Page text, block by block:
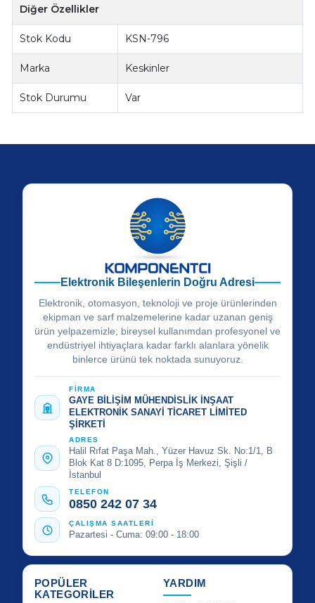
Diğer Özellikler
Stok Kodu KSN-796
Marka Keskinler
Stok Durumu Var
Elektronik Bileşenlerin Doğru Adresi
Elektronik, otomasyon, teknoloji ve proje ürünlerinden
ekipman ve sarf malzemelerine kadar uzanan geniş
ürün yelpazemizle; bireysel kullanımdan profesyonel ve
endüstriyel ihtiyaçlara kadar farklı alanlara yönelik
binlerce ürünü tek noktada sunuyoruz.
FİRMA
GAYE BİLİŞİM MÜHENDİSLİK İNŞAAT
ELEKTRONİK SANAYİ TİCARET LİMİTED
ŞİRKETİ
ADRES
Halil Rıfat Paşa Mah., Yüzer Havuz Sk. No:1/1, B
Blok Kat 8 D:1095, Perpa İş Merkezi, Şişli /
İstanbul
TELEFON
0850 242 07 34
ÇALIŞMA SAATLERİ
Pazartesi - Cuma: 09:00 - 18:00
POPÜLER
KATEGORİLER
YARDIM